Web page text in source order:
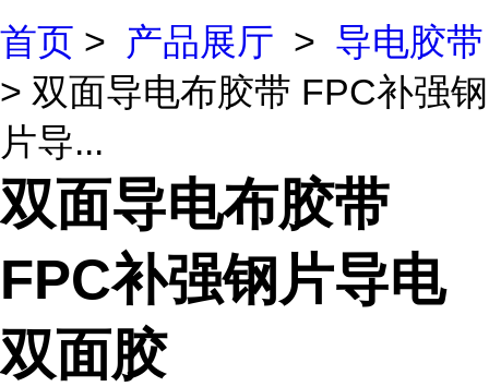
首页 > 产品展厅 > 导电胶带
> 双面导电布胶带 FPC补强钢
片导...
双面导电布胶带
FPC补强钢片导电
双面胶